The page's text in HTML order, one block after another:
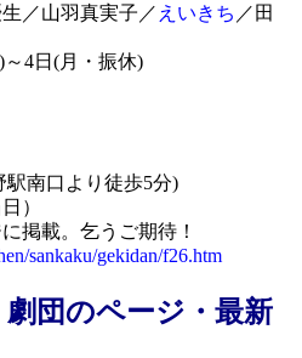
／山羽真実子／ えいきち ／田
4日(月・振休)
南口より徒歩5分)
）
掲載。乞うご期待！
sankaku/gekidan/f26.htm
団のページ・最新